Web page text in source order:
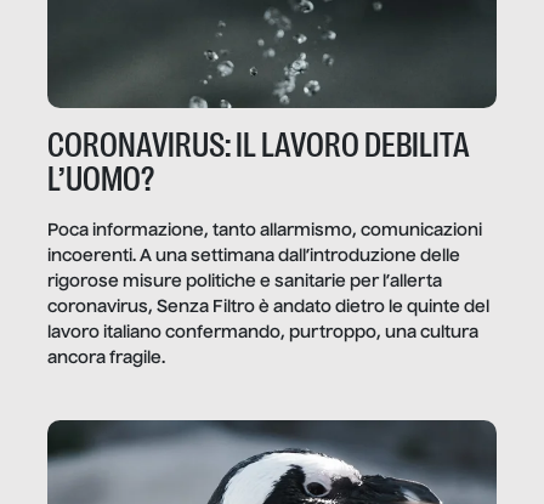
CORONAVIRUS: IL LAVORO DEBILITA
L’UOMO?
Poca informazione, tanto allarmismo, comunicazioni
incoerenti. A una settimana dall’introduzione delle
rigorose misure politiche e sanitarie per l’allerta
coronavirus, Senza Filtro è andato dietro le quinte del
lavoro italiano confermando, purtroppo, una cultura
ancora fragile.